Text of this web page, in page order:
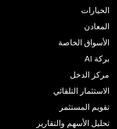
الخيارات
المعادن
الأسواق الخاصة
بركة AI
مركز الدخل
الاستثمار التلقائي
تقويم المستثمر
تحليل الأسهم والتقارير